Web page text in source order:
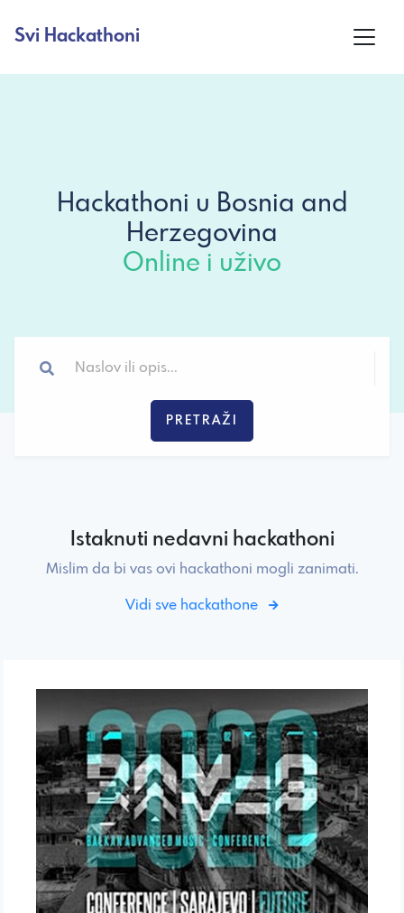
Svi Hackathoni
Hackathoni u Bosnia and
Herzegovina
Online i uživo
PRETRAŽI
Istaknuti nedavni hackathoni
Mislim da bi vas ovi hackathoni mogli zanimati.
Vidi sve hackathone